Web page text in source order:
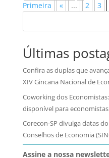
Primeira
« ... 2 3
Últimas
Confira as duplas que
XIV Gincana Nacional de
Coworking dos
disponível para
Corecon-SP divulga datas
Conselhos de Economia
Assine a nossa